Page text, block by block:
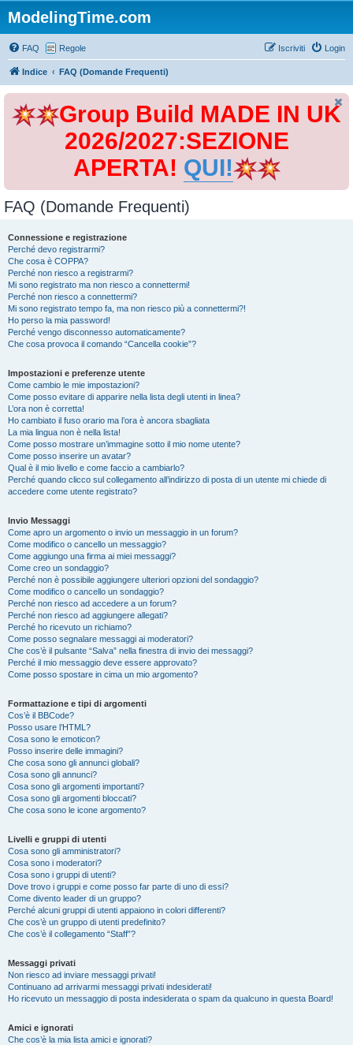
ModelingTime.com
FAQ Regole Login
Iscriviti
Indice FAQ (Domande Frequenti)
Group Build MADE IN UK
2026/2027:SEZIONE
APERTA! QUI!
FAQ (Domande Frequenti)
Connessione e registrazione
Perché devo registrarmi?
Che cosa è COPPA?
Perché non riesco a registrarmi?
Mi sono registrato ma non riesco a connettermi!
Perché non riesco a connettermi?
Mi sono registrato tempo fa, ma non riesco più a connettermi?!
Ho perso la mia password!
Perché vengo disconnesso automaticamente?
Che cosa provoca il comando “Cancella cookie”?
Impostazioni e preferenze utente
Come cambio le mie impostazioni?
Come posso evitare di apparire nella lista degli utenti in linea?
L’ora non è corretta!
Ho cambiato il fuso orario ma l’ora è ancora sbagliata
La mia lingua non è nella lista!
Come posso mostrare un’immagine sotto il mio nome utente?
Come posso inserire un avatar?
Qual è il mio livello e come faccio a cambiarlo?
Perché quando clicco sul collegamento all’indirizzo di posta di un utente mi chiede di
accedere come utente registrato?
Invio Messaggi
Come apro un argomento o invio un messaggio in un forum?
Come modifico o cancello un messaggio?
Come aggiungo una firma ai miei messaggi?
Come creo un sondaggio?
Perché non è possibile aggiungere ulteriori opzioni del sondaggio?
Come modifico o cancello un sondaggio?
Perché non riesco ad accedere a un forum?
Perché non riesco ad aggiungere allegati?
Perché ho ricevuto un richiamo?
Come posso segnalare messaggi ai moderatori?
Che cos’è il pulsante “Salva” nella finestra di invio dei messaggi?
Perché il mio messaggio deve essere approvato?
Come posso spostare in cima un mio argomento?
Formattazione e tipi di argomenti
Cos’è il BBCode?
Posso usare l’HTML?
Cosa sono le emoticon?
Posso inserire delle immagini?
Che cosa sono gli annunci globali?
Cosa sono gli annunci?
Cosa sono gli argomenti importanti?
Cosa sono gli argomenti bloccati?
Che cosa sono le icone argomento?
Livelli e gruppi di utenti
Cosa sono gli amministratori?
Cosa sono i moderatori?
Cosa sono i gruppi di utenti?
Dove trovo i gruppi e come posso far parte di uno di essi?
Come divento leader di un gruppo?
Perché alcuni gruppi di utenti appaiono in colori differenti?
Che cos’è un gruppo di utenti predefinito?
Che cos’è il collegamento “Staff”?
Messaggi privati
Non riesco ad inviare messaggi privati!
Continuano ad arrivarmi messaggi privati indesiderati!
Ho ricevuto un messaggio di posta indesiderata o spam da qualcuno in questa Board!
Amici e ignorati
Che cos’è la mia lista amici e ignorati?